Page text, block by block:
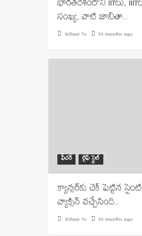
భారతదేశంలోని IITలు,
సంఖ్య, వాటి జాబితా..
9Staar Tv 10 months ago
ఫీచర్ లైఫ్ స్టైల్
క్యాన్సర్‌కు చెక్ పెట్టిన
వ్యాక్సిన్ వచ్చేసింది..
9Staar Tv 10 months ago